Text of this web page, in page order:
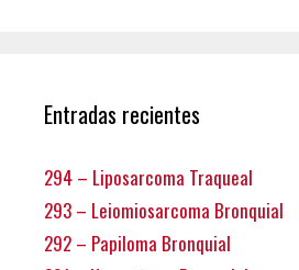
Entradas recientes
294 – Liposarcoma Traqueal
293 – Leiomiosarcoma Bronquial
292 – Papiloma Bronquial